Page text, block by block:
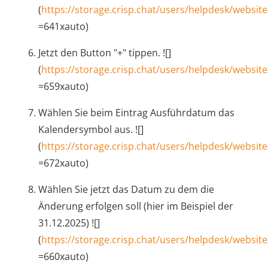
(https://storage.crisp.chat/users/helpdesk/
=641xauto)
Jetzt den Button "+" tippen. ![]
(https://storage.crisp.chat/users/helpdesk/
=659xauto)
Wählen Sie beim Eintrag Ausführdatum das
Kalendersymbol aus. ![]
(https://storage.crisp.chat/users/helpdesk/
=672xauto)
Wählen Sie jetzt das Datum zu dem die
Änderung erfolgen soll (hier im Beispiel der
31.12.2025) ![]
(https://storage.crisp.chat/users/helpdesk/
=660xauto)